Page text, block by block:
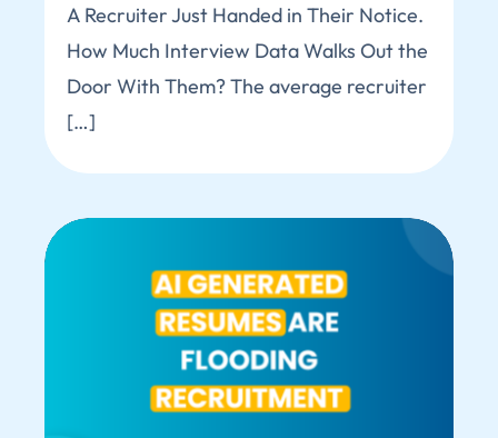
A Recruiter Just Handed in Their Notice.
How Much Interview Data Walks Out the
Door With Them? The average recruiter
[…]